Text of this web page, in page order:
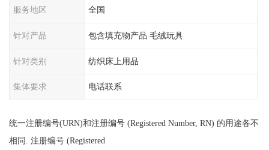
服务地区 全国
针对产品 包含填充物产品 毛绒玩具
针对类别 纺织床上用品
集体要求 电话联系
统一注册编号(URN)和注册编号 (Registered Number, RN) 的用途各不
相同. 注册编号 (Registered